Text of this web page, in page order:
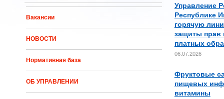
Вакансии
НОВОСТИ
Нормативная база
ОБ УПРАВЛЕНИИ
Управление
Республике
горячую
защиты прав
платных
06.07.2026
Фруктовые
пищевых
витамины